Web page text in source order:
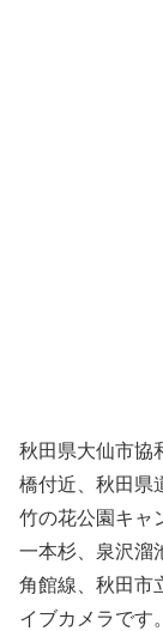
秋田県大仙市協
橋付近、秋田県
竹の花公園キャ
一本杉、泉沢溜
角館線、秋田市
イブカメラです。